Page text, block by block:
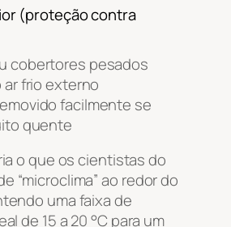
(proteção contra
cobertores pesados
ar frio externo
facilmente se
quente
o que os cientistas do
“microclima” ao redor do
uma faixa de
de 15 a 20 °C para um